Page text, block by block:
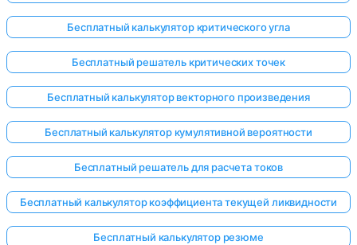
Бесплатный калькулятор критического угла
Бесплатный решатель критических точек
Бесплатный калькулятор векторного произведения
Бесплатный калькулятор кумулятивной вероятности
Бесплатный решатель для расчета токов
Бесплатный калькулятор коэффициента текущей ликвидности
Бесплатный калькулятор резюме